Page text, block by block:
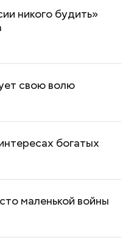
никого будить»
свою волю
богатых
маленькой войны